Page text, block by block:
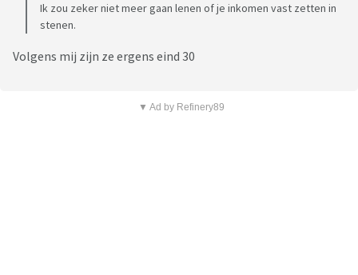
Ik zou zeker niet meer gaan lenen of je inkomen vast zetten in
stenen.
Volgens mij zijn ze ergens eind 30
▼ Ad by Refinery89